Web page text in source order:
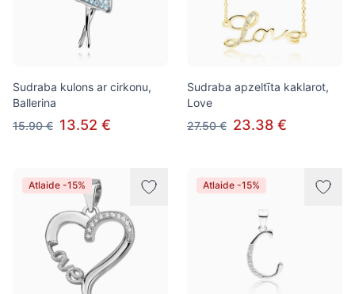
Sudraba kulons ar cirkonu,
Ballerina
15.90 € 13.52 €
Sudraba apzeltīta kaklarot,
Love
27.50 € 23.38 €
Atlaide -15% Atlaide -15%